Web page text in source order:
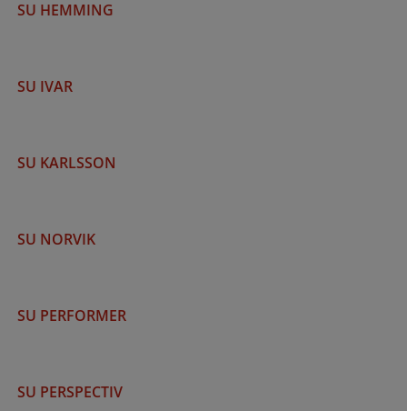
SU HEMMING
SU IVAR
SU KARLSSON
SU NORVIK
SU PERFORMER
SU PERSPECTIV